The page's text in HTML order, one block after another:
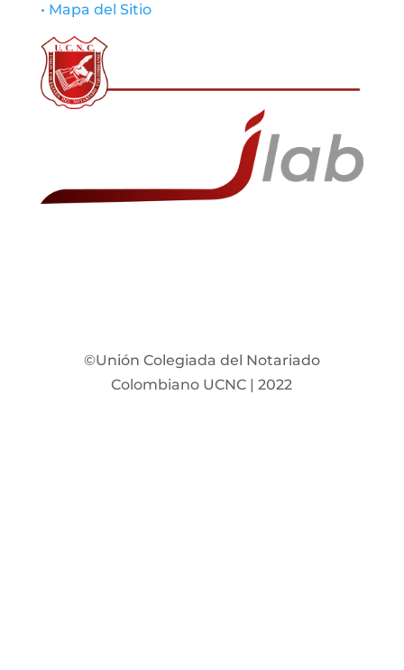
• Mapa del Sitio
©Unión Colegiada del Notariado
Colombiano UCNC | 2022